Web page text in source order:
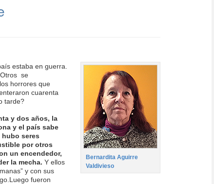
Bernardita Aguirre
Valdivieso
estaba en guerra.
se
horrores que
cuarenta
tarde?
y dos años, la
y el país sabe
seres
por otros
un encendedor,
la mecha. Y ellos
y con sus
fueron